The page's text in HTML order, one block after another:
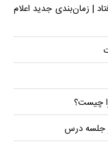
به تعویق افتاد | زمان‌بندی جدید اعلام
جلسه درس